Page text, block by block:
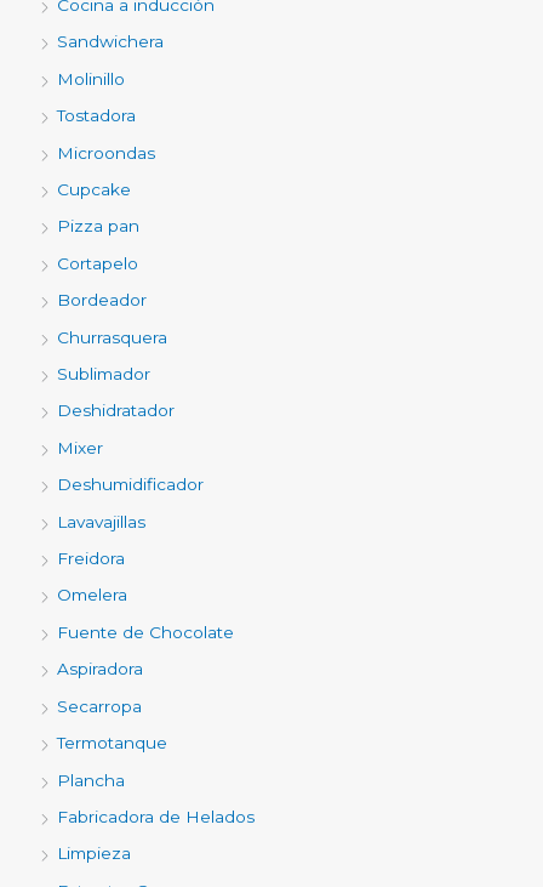
Cocina a inducción
Sandwichera
Molinillo
Tostadora
Microondas
Cupcake
Pizza pan
Cortapelo
Bordeador
Churrasquera
Sublimador
Deshidratador
Mixer
Deshumidificador
Lavavajillas
Freidora
Omelera
Fuente de Chocolate
Aspiradora
Secarropa
Termotanque
Plancha
Fabricadora de Helados
Limpieza